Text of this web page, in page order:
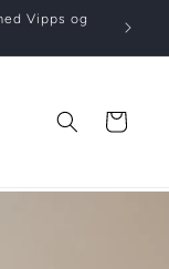
Vipps og
Handlekurv